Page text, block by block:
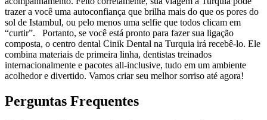
trazer a você uma autoconfiança que brilha mais do que os pores do
sol de Istambul, ou pelo menos uma selfie que todos clicam em
“curtir”. Portanto, se você está pronto para fazer sua ligação
composta, o centro dental Cinik Dental na Turquia irá recebê-lo. Ele
combina materiais de primeira linha, dentistas treinados
internacionalmente e pacotes all-inclusive, tudo em um ambiente
acolhedor e divertido. Vamos criar seu melhor sorriso até agora!
Perguntas Frequentes